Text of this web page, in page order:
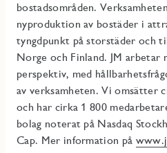
bostadsområden.
nyproduktion av bostäder i
tyngdpunkt på storstäder och
Norge och Finland. JM arbetar
perspektiv, med
av verksamheten. Vi omsätter
och har cirka 1 800
bolag noterat på Nasdaq
Cap. Mer information på